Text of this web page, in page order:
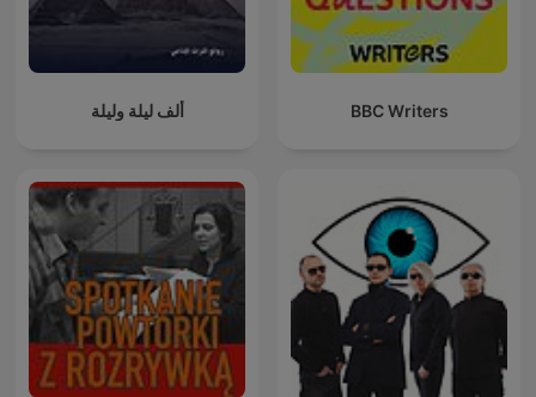
ألف ليلة وليلة BBC Writers